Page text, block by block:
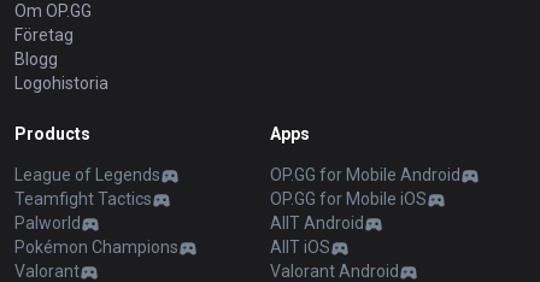
Om OP.GG
Företag
Blogg
Logohistoria
Products
League of Legends
Teamfight Tactics
Palworld
Pokémon Champions
Valorant
Apps
OP.GG for Mobile Android
OP.GG for Mobile iOS
AllT Android
AllT iOS
Valorant Android